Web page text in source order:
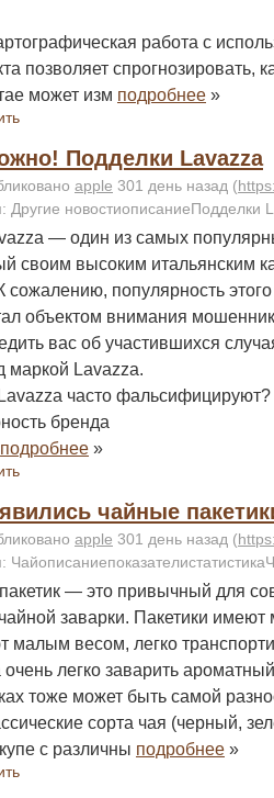
работа с
позволяет спрогнозировать,
может изм подробнее »
Подделки Lavazza
apple 301 день назад (
: Другие новостиописаниеПодделки
— один из самых
своим высоким итальянским
сожалению, популярность
объектом внимания
вас об участившихся
маркой Lavazza.
часто фальсифицируют?
бренда
подробнее »
чайные
apple 301 день назад (
:
— это привычный для
заварки. Пакетики имеют
малым весом, легко
очень легко заварить
тоже может быть самой
сорта чая (черный,
с различны подробнее »